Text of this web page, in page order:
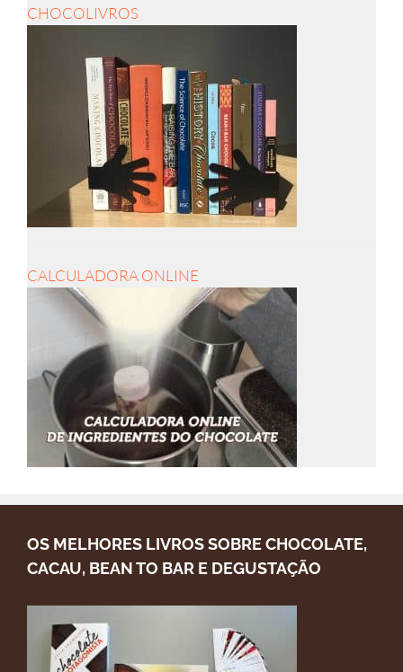
CHOCOLIVROS
CALCULADORA ONLINE
OS MELHORES LIVROS SOBRE CHOCOLATE,
CACAU, BEAN TO BAR E DEGUSTAÇÃO